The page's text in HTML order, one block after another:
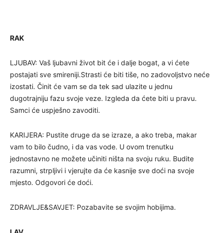
RAK
LJUBAV: Vaš ljubavni život bit će i dalje bogat, a vi ćete
postajati sve smireniji.Strasti će biti tiše, no zadovoljstvo neće
izostati. Činit će vam se da tek sad ulazite u jednu
dugotrajniju fazu svoje veze. Izgleda da ćete biti u pravu.
Samci će uspješno zavoditi.
KARIJERA: Pustite druge da se izraze, a ako treba, makar
vam to bilo čudno, i da vas vode. U ovom trenutku
jednostavno ne možete učiniti ništa na svoju ruku. Budite
razumni, strpljivi i vjerujte da će kasnije sve doći na svoje
mjesto. Odgovori će doći.
ZDRAVLJE&SAVJET: Pozabavite se svojim hobijima.